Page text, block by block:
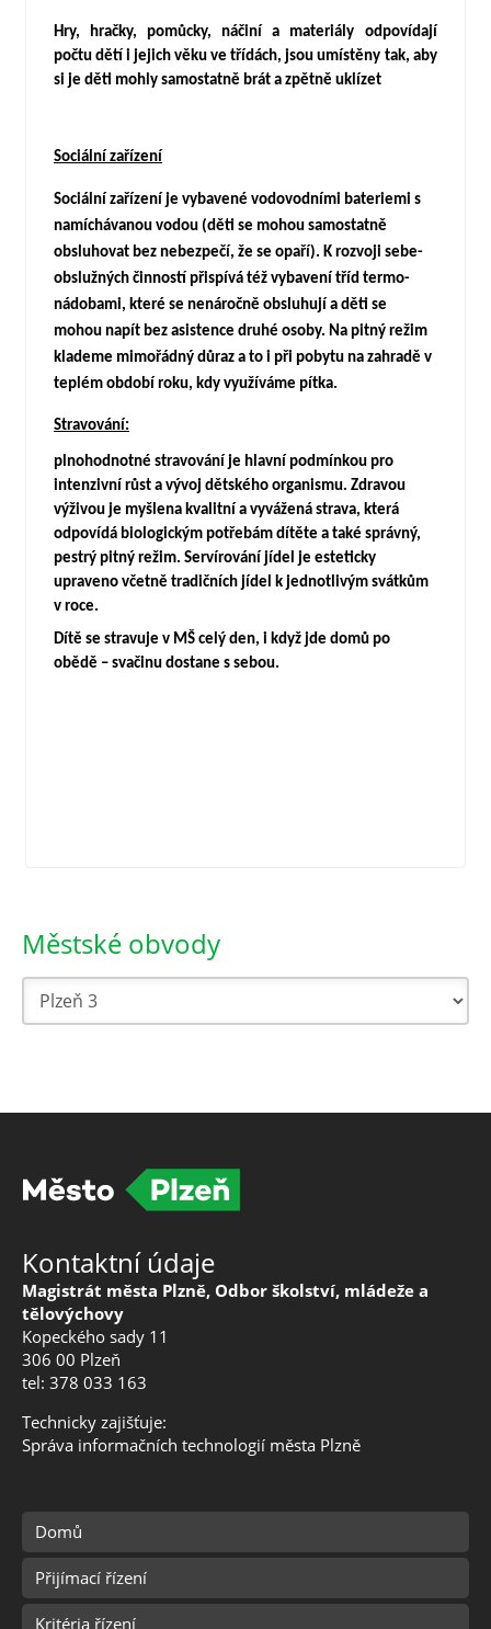
Městské obvody
Hry, hračky, pomůcky, náčiní a materiály odpovídají
počtu dětí i jejich věku ve třídách, jsou umístěny tak, aby
si je děti mohly samostatně brát a zpětně uklízet
Sociální zařízení
Sociální zařízení je vybavené vodovodními bateriemi s
namíchávanou vodou (děti se mohou samostatně
obsluhovat bez nebezpečí, že se opaří). K rozvoji sebe-
obslužných činností přispívá též vybavení tříd termo-
nádobami, které se nenáročně obsluhují a děti se
mohou napít bez asistence druhé osoby. Na pitný režim
klademe mimořádný důraz a to i při pobytu na zahradě v
teplém období roku, kdy využíváme pítka.
Stravování:
plnohodnotné stravování je hlavní podmínkou pro
intenzivní růst a vývoj dětského organismu. Zdravou
výživou je myšlena kvalitní a vyvážená strava, která
odpovídá biologickým potřebám dítěte a také správný,
pestrý pitný režim. Servírování jídel je esteticky
upraveno včetně tradičních jídel k jednotlivým svátkům
v roce.
Dítě se stravuje v MŠ celý den, i když jde domů po
obědě – svačinu dostane s sebou.
Kontaktní údaje
Magistrát města Plzně, Odbor školství, mládeže a
tělovýchovy
Kopeckého sady 11
306 00 Plzeň
tel: 378 033 163
Technicky zajišťuje:
Správa informačních technologií města Plzně
Domů
Přijímací řízení
Kritéria řízení